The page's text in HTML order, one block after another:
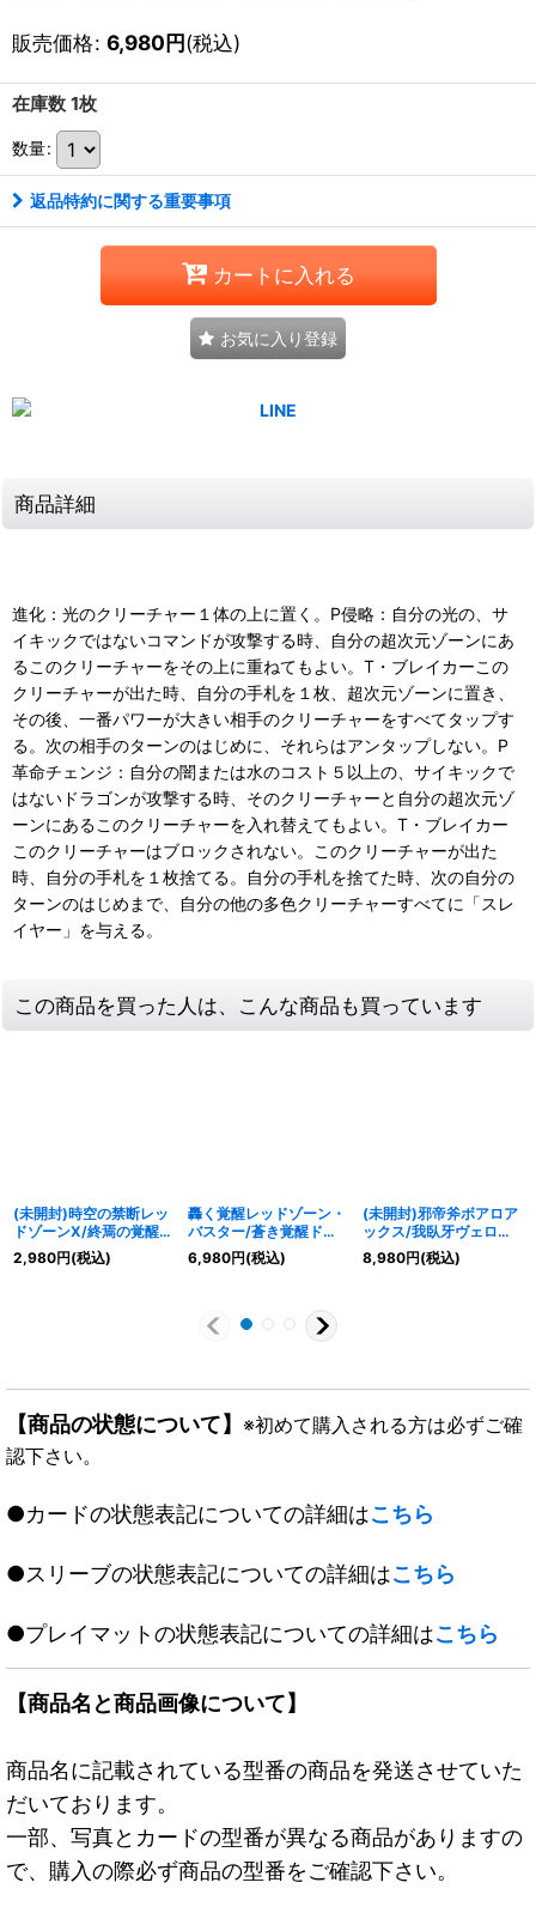
販売価格: 6,980円(税込)
在庫数 1枚
数量:
返品特約に関する重要事項
カートに入れる
お気に入り登録
商品詳細
進化：光のクリーチャー１体の上に置く。P侵略：自分の光の、サ
イキックではないコマンドが攻撃する時、自分の超次元ゾーンにあ
るこのクリーチャーをその上に重ねてもよい。T・ブレイカーこの
クリーチャーが出た時、自分の手札を１枚、超次元ゾーンに置き、
その後、一番パワーが大きい相手のクリーチャーをすべてタップす
る。次の相手のターンのはじめに、それらはアンタップしない。P
革命チェンジ：自分の闇または水のコスト５以上の、サイキックで
はないドラゴンが攻撃する時、そのクリーチャーと自分の超次元ゾ
ーンにあるこのクリーチャーを入れ替えてもよい。T・ブレイカー
このクリーチャーはブロックされない。このクリーチャーが出た
時、自分の手札を１枚捨てる。自分の手札を捨てた時、次の自分の
ターンのはじめまで、自分の他の多色クリーチャーすべてに「スレ
イヤー」を与える。
この商品を買った人は、こんな商品も買っています
(未開封)時空の禁断レッ
ドゾーンX/終焉の覚醒者
レッドゾーンBSR【-】
{ART161b/51a/5}《超
2,980円(税込)
轟く覚醒レッドゾーン・
バスター/蒼き覚醒ドギ
ラゴンX【SR】
{ART151b/5/1a/5}《超
6,980円(税込)
(未開封)邪帝斧ボアロア
ックス/我臥牙ヴェロキ
ボアロス【SR】
{ART152a/5/2b/5/2c/
8,980円(税込)
【商品の状態について】 ※初めて購入される方は必ずご確
認下さい。
●カードの状態表記についての詳細はこちら
●スリーブの状態表記についての詳細はこちら
●プレイマットの状態表記についての詳細はこちら
【商品名と商品画像について】
商品名に記載されている型番の商品を発送させていた
だいております。
一部、写真とカードの型番が異なる商品がありますの
で、購入の際必ず商品の型番をご確認下さい。